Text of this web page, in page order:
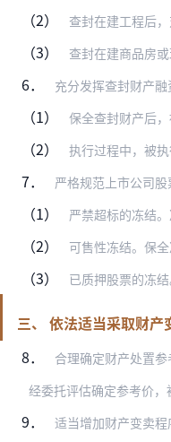
（2） 查封在建工程后，对其采取强制变价措施虽能实现执行债
（3） 查封在建商品房或现房后，在确保能够控制相应价款的前
6． 充分发挥查封财产融资功能。人民法院查封
（1） 保全查封财产后，被保全人申请用查封财产融资
（2） 执行过程中，被执行人申请用查封财产
7． 严格规范上市公司股票冻结。为维护资本市场稳定，依法保
（1） 严禁超标的冻结。冻结上市公司股票，应当以其价值足以
（2） 可售性冻结。保全冻结上市公司股票后，被保全人申请将
（3） 已质押股票的冻结。上市公司股票存在质押且质权人非本
三、 依法适当采取财产
8．
合理确定财产处置参考价。执行过程中，人民法院应当按照《最
9．
适当增加财产变卖程序适用情形。要在坚持网络司法拍卖优先原